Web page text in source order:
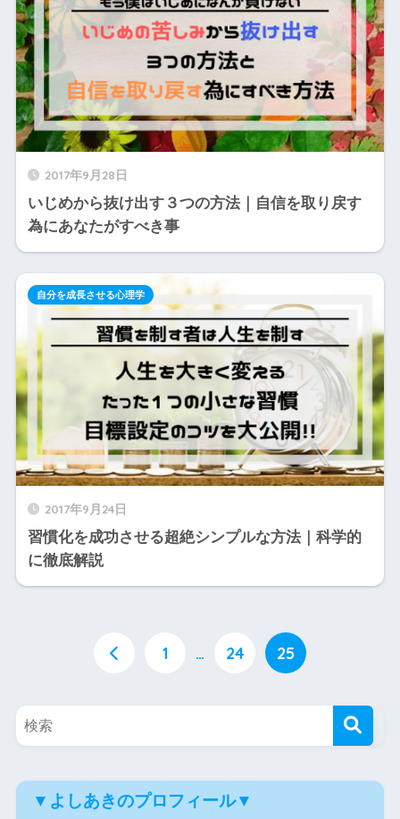
2017年9月28日
いじめから抜け出す３つの方法｜自信を取り戻す
為にあなたがすべき事
2017年9月24日
習慣化を成功させる超絶シンプルな方法｜科学的
に徹底解説
自分を成長させる心理学
1 … 24 25
▼よしあきのプロフィール▼